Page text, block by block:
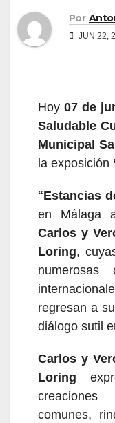
Por
JUN 22,
Hoy07 de
Saludable
Municipal S
la exposición
“Estancias
en Málaga
Carlos y
Loring,
numerosas
regresan a
diálogo sutil
Carlos y
Loring
comunes,